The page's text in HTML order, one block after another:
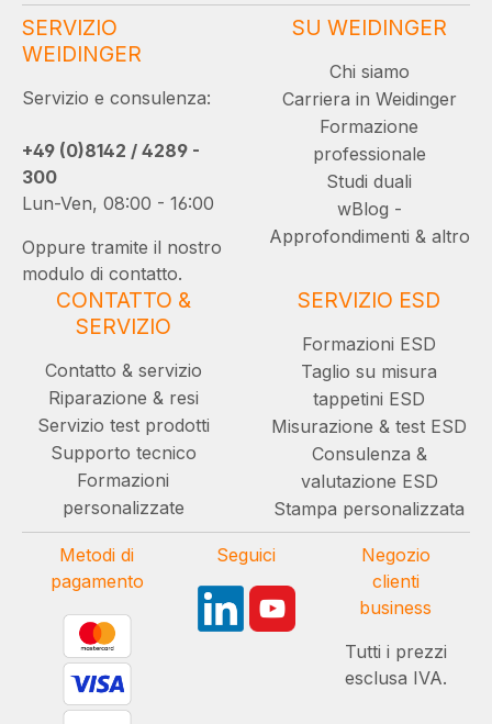
SERVIZIO
WEIDINGER
Servizio e consulenza:
+49 (0)8142 / 4289 -
300
Lun-Ven, 08:00 - 16:00
Oppure tramite il nostro
modulo di contatto.
SU WEIDINGER
Chi siamo
Carriera in Weidinger
Formazione
professionale
Studi duali
wBlog -
Approfondimenti & altro
CONTATTO &
SERVIZIO
Contatto & servizio
Riparazione & resi
Servizio test prodotti
Supporto tecnico
Formazioni
personalizzate
SERVIZIO ESD
Formazioni ESD
Taglio su misura
tappetini ESD
Misurazione & test ESD
Consulenza &
valutazione ESD
Stampa personalizzata
Metodi di
pagamento
Seguici
Negozio
clienti
business
Tutti i prezzi
esclusa IVA.